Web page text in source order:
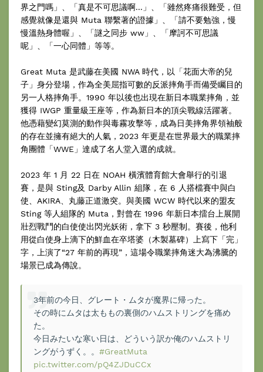
界之門嗎」、「真是不可思議啊...」、「雖然疼痛很難受，但
感覺就像是還與 Muta 聯繫著的證據」、「請不要勉強，慢
慢溫熱身體喔」、「謎之同步 ww」、「摩訶不可思議
呢」、「一心同體」等等。
Great Muta 是武藤在美國 NWA 時代，以「花面大帝的兒
子」身分登場，作為全美屈指可數的反派摔角手而備受矚目的
另一人格摔角手。1990 年以後也出現在新日本職業摔角，並
獲得 IWGP 重量級王座等，作為新日本的頂尖戰線活躍著。
他憑藉變幻莫測的動作與毒霧攻擊等，成為日美摔角界領袖般
的存在並擁有絕大的人氣，2023 年更是在世界最大的職業摔
角團體「WWE」達成了名人堂入選的成就。
2023 年 1 月 22 日在 NOAH 橫濱體育館大會舉行的引退
賽，是與 Sting及 Darby Allin 組隊，在 6 人搭檔賽中與白
使、AKIRA、丸藤正道激突。與美國 WCW 時代以來的盟友
Sting 等人組隊的 Muta，對曾在 1996 年新日本擂台上展開
壯烈戰鬥的白使使出閃光妖術，拿下 3 秒壓制。賽後，他利
用從白使身上滴下的鮮血在卒塔婆（木製墓碑）上寫下「完」
字，上演了“27 年前的再現”，這場令職業摔角迷大為沸騰的
場景已成為傳說。
3年前の今日、グレート・ムタが魔界に帰った。
その時にムタは太ももの裏側のハムストリングを痛め
た。
今日みたいな寒い日は、どういう訳か俺のハムストリ
ングがうずく。。 #GreatMuta
pic.twitter.com/pQ4ZJDuCCx